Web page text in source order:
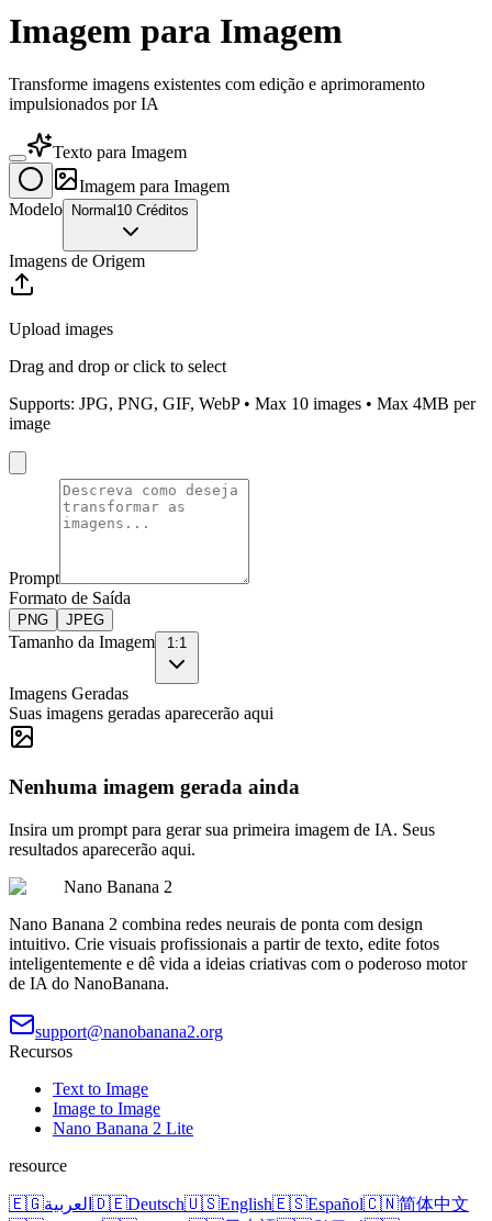
Imagem para Imagem
Transforme imagens existentes com edição e aprimoramento
impulsionados por IA
Texto para Imagem
Imagem para Imagem
Modelo
Normal 10 Créditos
Imagens de Origem
Upload images
Drag and drop or click to select
Supports: JPG, PNG, GIF, WebP • Max 10 images • Max 4MB per
image
Prompt
Formato de Saída
PNG JPEG
Tamanho da Imagem 1:1
Imagens Geradas
Suas imagens geradas aparecerão aqui
Nenhuma imagem gerada ainda
Insira um prompt para gerar sua primeira imagem de IA. Seus
resultados aparecerão aqui.
Nano Banana 2
Nano Banana 2 combina redes neurais de ponta com design
intuitivo. Crie visuais profissionais a partir de texto, edite fotos
inteligentemente e dê vida a ideias criativas com o poderoso motor
de IA do NanoBanana.
support@nanobanana2.org
Recursos
Text to Image
Image to Image
Nano Banana 2 Lite
resource
🇪🇬العربية 🇩🇪Deutsch🇺🇸English🇪🇸Español🇨🇳简体中文